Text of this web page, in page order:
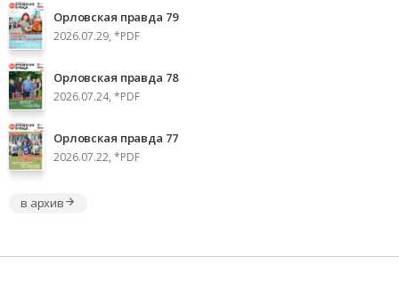
Орловская правда 79
2026.07.29, *PDF
Орловская правда 78
2026.07.24, *PDF
Орловская правда 77
2026.07.22, *PDF
в архив